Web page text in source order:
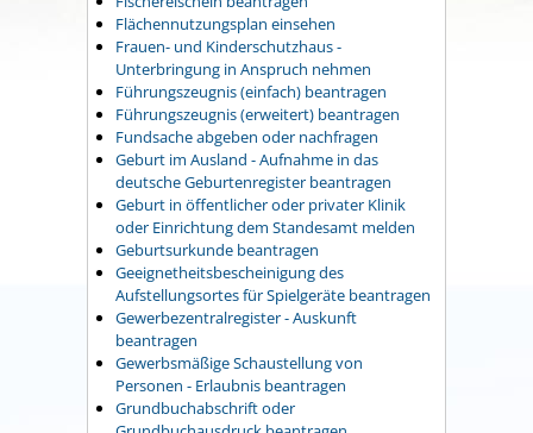
Flächennutzungsplan einsehen
Frauen- und Kinderschutzhaus -
Unterbringung in Anspruch nehmen
Führungszeugnis (einfach) beantragen
Führungszeugnis (erweitert) beantragen
Fundsache abgeben oder nachfragen
Geburt im Ausland - Aufnahme in das
deutsche Geburtenregister beantragen
Geburt in öffentlicher oder privater Klinik
oder Einrichtung dem Standesamt melden
Geburtsurkunde beantragen
Geeignetheitsbescheinigung des
Aufstellungsortes für Spielgeräte beantragen
Gewerbezentralregister - Auskunft
beantragen
Gewerbsmäßige Schaustellung von
Personen - Erlaubnis beantragen
Grundbuchabschrift oder